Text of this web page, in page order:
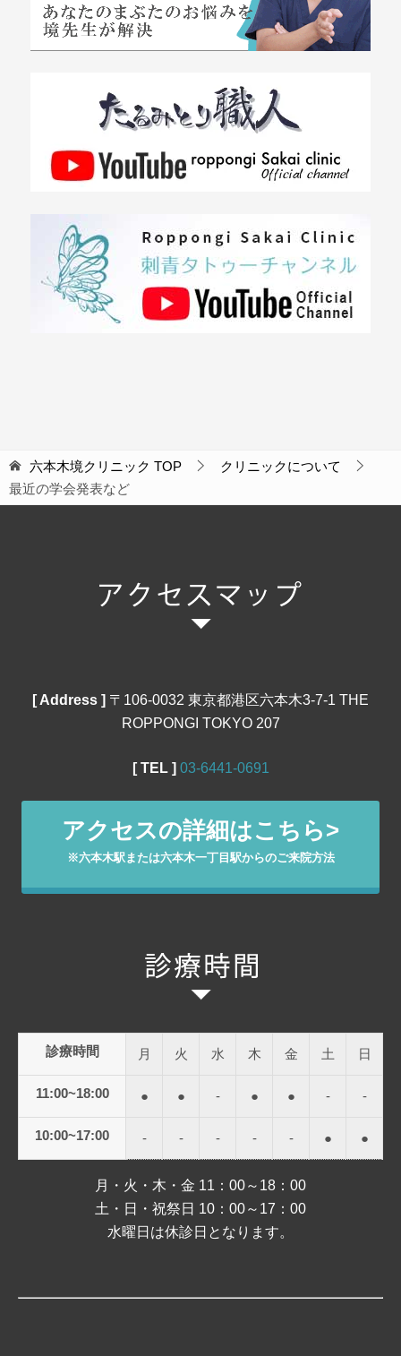
六本木境クリニック TOP
クリニックについて
最近の学会発表など
[ Address ] 〒106‐0032 東京都港区六本木3-7-1 THE
ROPPONGI TOKYO 207
[ TEL ] 03‐6441‐0691
アクセスの詳細はこちら>
※六本木駅または六本木一丁目駅からのご来院方法
診療時間 月 火 水 木 金 土 日
11:00~18:00 ● ● - ● ● - -
10:00~17:00 - - - - - ● ●
月・火・木・金 11：00～18：00
土・日・祝祭日 10：00～17：00
水曜日は休診日となります。